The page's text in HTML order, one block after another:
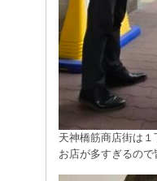
天神橋筋商店街は
お店が多すぎるの